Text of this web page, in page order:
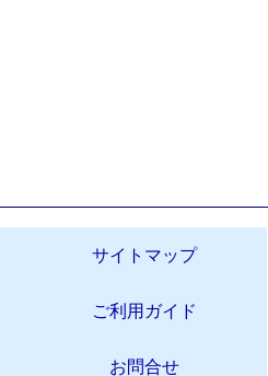
サイトマップ
ご利用ガイド
お問合せ